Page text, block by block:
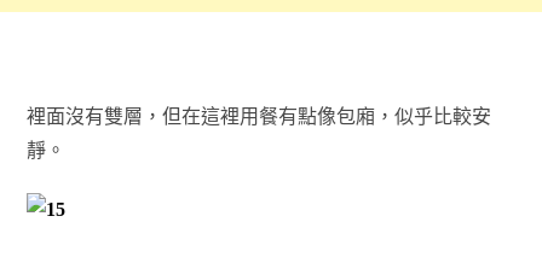
裡面沒有雙層，但在這裡用餐有點像包廂，似乎比較安
靜。